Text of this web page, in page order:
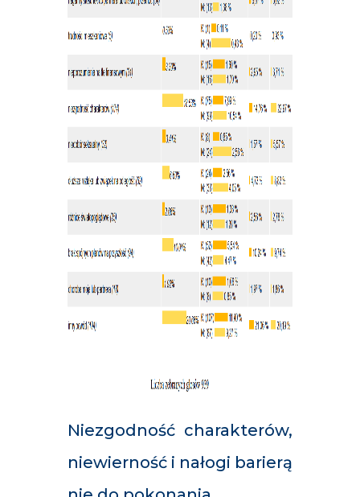
Niezgodność charakterów,
niewierność i nałogi barierą